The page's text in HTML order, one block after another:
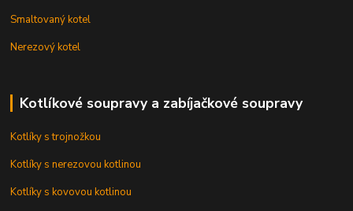
Smaltovaný kotel
Nerezový kotel
Kotlíkové soupravy a zabíjačkové soupravy
Kotlíky s trojnožkou
Kotlíky s nerezovou kotlinou
Kotlíky s kovovou kotlinou